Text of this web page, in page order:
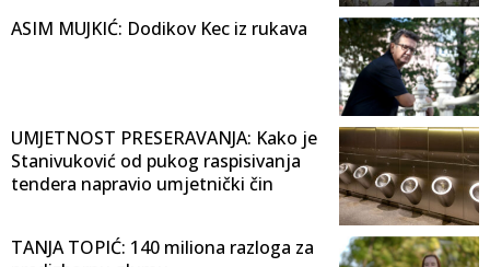
ASIM MUJKIĆ: Dodikov Kec iz rukava
UMJETNOST PRESERAVANJA: Kako je
Stanivuković od pukog raspisivanja
tendera napravio umjetnički čin
TANJA TOPIĆ: 140 miliona razloga za